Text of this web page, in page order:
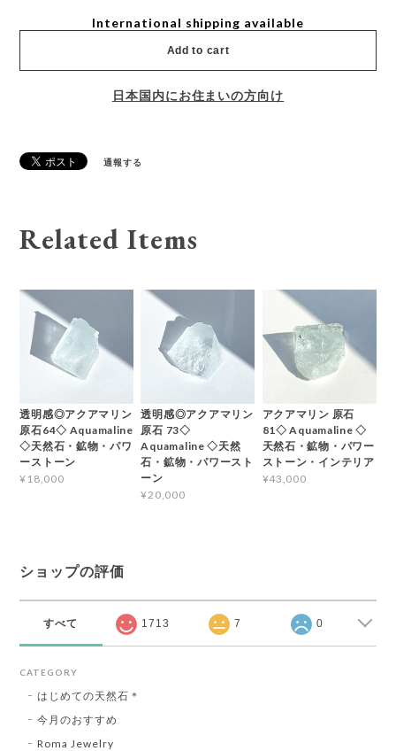
International shipping available
Add to cart
日本国内にお住まいの方向け
通報する
Related Items
透明感◎アクアマリン
原石64◇ Aquamaline
◇天然石・鉱物・パワ
ーストーン
¥18,000
透明感◎アクアマリン
原石 73◇
Aquamaline ◇天然
石・鉱物・パワースト
ーン
¥20,000
アクアマリン 原石
81◇ Aquamaline ◇
天然石・鉱物・パワー
ストーン・インテリア
¥43,000
ショップの評価
すべて 1713 7 0
CATEGORY
はじめての天然石＊
今月のおすすめ
Roma Jewelry